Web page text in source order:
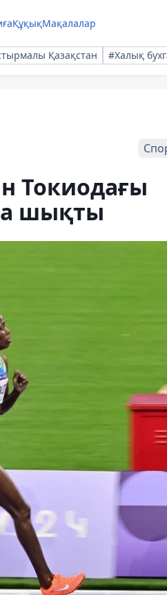
ҚұқықМақалалар
Қазақстан #Халық
Токиодағы
шықты